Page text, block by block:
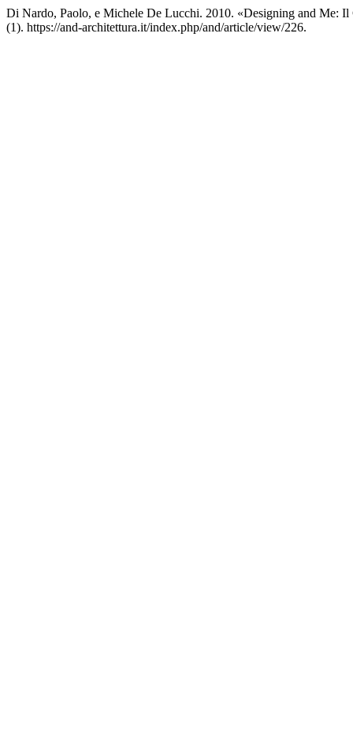
Di Nardo, Paolo, e Michele De Lucchi. 2010. «Designing and Me:
(1). https://and-architettura.it/index.php/and/article/view/226.